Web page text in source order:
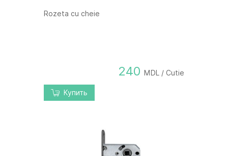
Rozeta cu cheie
240 MDL / Cutie
Купить